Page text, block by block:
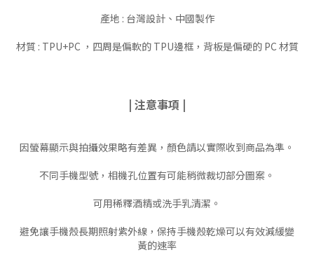
產地 : 台灣設計、中國製作
材質 : TPU+PC ，四周是偏軟的 TPU邊框，背板是偏硬的 PC 材質
| 注意事項 |
因螢幕顯示與拍攝效果略有差異，顏色請以實際收到商品為準。
不同手機型號，相機孔位置有可能稍微裁切部分圖案。
可用稀釋酒精或洗手乳清潔。
避免讓手機殼長期照射紫外線，保持手機殼乾燥可以有效減緩變
黃的速率